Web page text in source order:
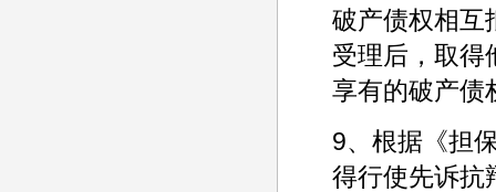
破产债权相互
受理后，取得
享有的破产债
9、根据《担
得行使先诉抗